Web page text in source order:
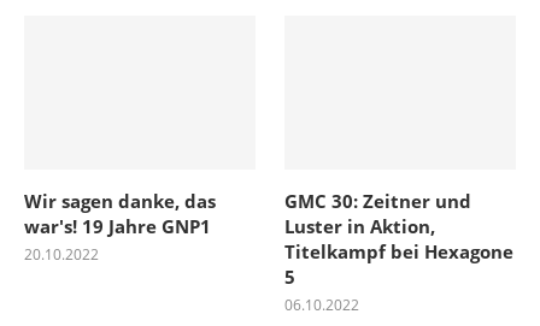
Wir sagen danke, das
war's! 19 Jahre GNP1
20.10.2022
GMC 30: Zeitner und
Luster in Aktion,
Titelkampf bei Hexagone
5
06.10.2022